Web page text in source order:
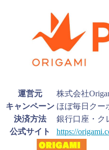
運営元
株式会社
キャンペーン ほぼ毎日クー
決済方法
銀行口座・ク
公式サイト
https://